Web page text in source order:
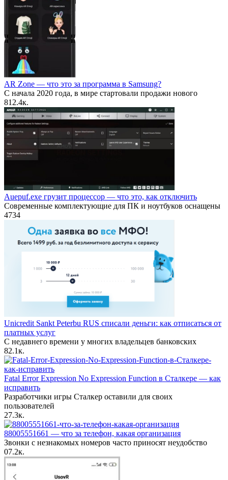
AR Zone — что это за программа в Samsung?
С начала 2020 года, в мире стартовали продажи нового
812.4к.
Auepuf.exe грузит процессор — что это, как отключить
Современные комплектующие для ПК и ноутбуков оснащены
4734
Unicredit Sankt Peterbu RUS списали деньги: как отписаться от
платных услуг
С недавнего времени у многих владельцев банковских
82.1к.
Fatal Error Expression No Expression Function в Сталкере — как
исправить
Разработчики игры Сталкер оставили для своих
пользователей
27.3к.
88005551661 — что за телефон, какая организация
Звонки с незнакомых номеров часто приносят неудобство
07.2к.